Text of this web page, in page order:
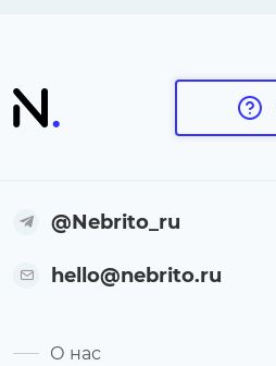
@Nebrito_ru
hello@nebrito.ru
О нас